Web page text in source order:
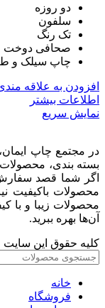
دو روزه
سلفون
تک رنگ
صحافی دوخت
چاپ سیلک و
افزودن به علاقه
اطلاعات بیشتر
نمایش سریع
در مجتمع چاپ
بسته بندی،
اگر شما قصد
محصولات باکیفیت
محصولات زیبا و با
آن‌ها بهره ببرید.
کلیه حقوق این سایت
خانه
فروشگاه